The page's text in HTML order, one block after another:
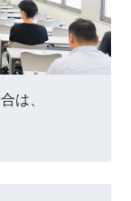
は、